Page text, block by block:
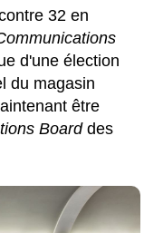
32 en
d'une élection
du magasin
être
Boarddes